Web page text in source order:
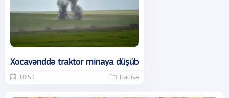
Xocavənddə traktor minaya düşüb
10:51 Hadisə